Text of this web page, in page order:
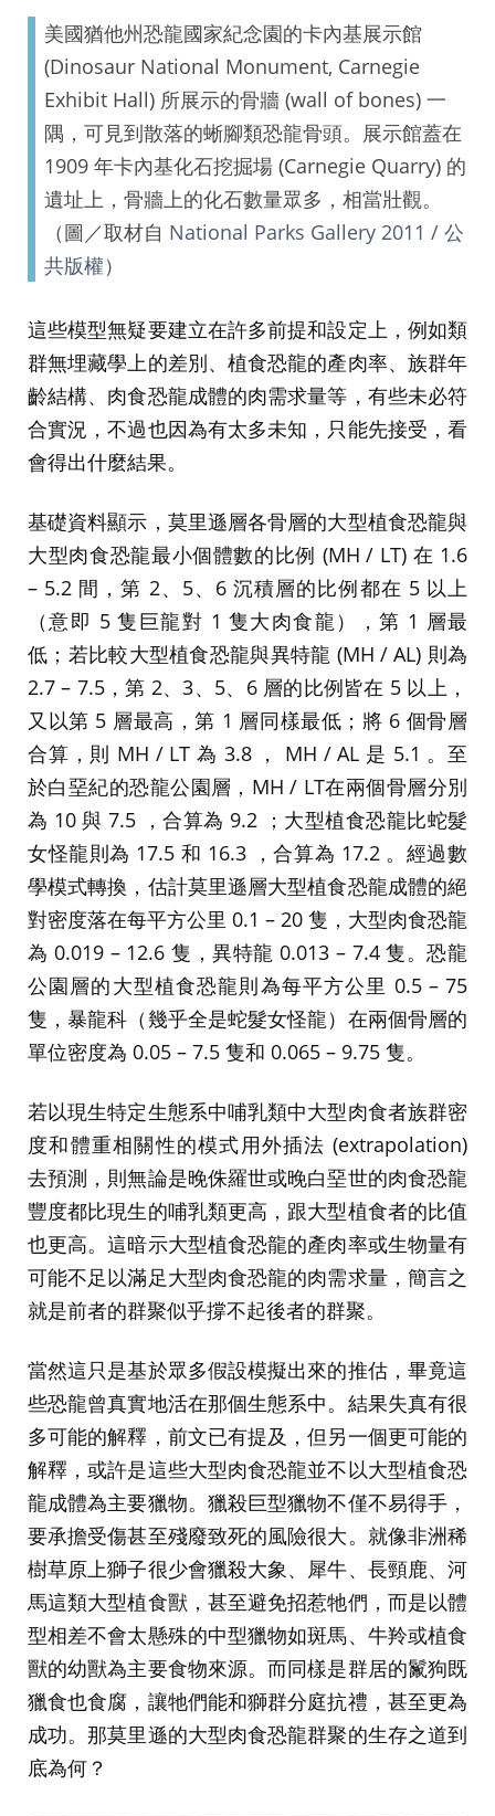
美國猶他州恐龍國家紀念園的卡內基展示館
(Dinosaur National Monument, Carnegie
Exhibit Hall) 所展示的骨牆 (wall of bones) 一
隅，可見到散落的蜥腳類恐龍骨頭。展示館蓋在
1909 年卡內基化石挖掘場 (Carnegie Quarry) 的
遺址上，骨牆上的化石數量眾多，相當壯觀。
（圖／取材自 National Parks Gallery 2011 / 公
共版權）
這些模型無疑要建立在許多前提和設定上，例如類
群無埋藏學上的差別、植食恐龍的產肉率、族群年
齡結構、肉食恐龍成體的肉需求量等，有些未必符
合實況，不過也因為有太多未知，只能先接受，看
會得出什麼結果。
基礎資料顯示，莫里遜層各骨層的大型植食恐龍與
大型肉食恐龍最小個體數的比例 (MH / LT) 在 1.6
– 5.2 間，第 2、5、6 沉積層的比例都在 5 以上
（意即 5 隻巨龍對 1 隻大肉食龍），第 1 層最
低；若比較大型植食恐龍與異特龍 (MH / AL) 則為
2.7 – 7.5，第 2、3、5、6 層的比例皆在 5 以上，
又以第 5 層最高，第 1 層同樣最低；將 6 個骨層
合算，則 MH / LT 為 3.8 ， MH / AL 是 5.1 。至
於白堊紀的恐龍公園層，MH / LT在兩個骨層分別
為 10 與 7.5 ，合算為 9.2 ；大型植食恐龍比蛇髮
女怪龍則為 17.5 和 16.3 ，合算為 17.2 。經過數
學模式轉換，估計莫里遜層大型植食恐龍成體的絕
對密度落在每平方公里 0.1 – 20 隻，大型肉食恐龍
為 0.019 – 12.6 隻，異特龍 0.013 – 7.4 隻。恐龍
公園層的大型植食恐龍則為每平方公里 0.5 – 75
隻，暴龍科（幾乎全是蛇髮女怪龍）在兩個骨層的
單位密度為 0.05 – 7.5 隻和 0.065 – 9.75 隻。
若以現生特定生態系中哺乳類中大型肉食者族群密
度和體重相關性的模式用外插法 (extrapolation)
去預測，則無論是晚侏羅世或晚白堊世的肉食恐龍
豐度都比現生的哺乳類更高，跟大型植食者的比值
也更高。這暗示大型植食恐龍的產肉率或生物量有
可能不足以滿足大型肉食恐龍的肉需求量，簡言之
就是前者的群聚似乎撐不起後者的群聚。
當然這只是基於眾多假設模擬出來的推估，畢竟這
些恐龍曾真實地活在那個生態系中。結果失真有很
多可能的解釋，前文已有提及，但另一個更可能的
解釋，或許是這些大型肉食恐龍並不以大型植食恐
龍成體為主要獵物。獵殺巨型獵物不僅不易得手，
要承擔受傷甚至殘廢致死的風險很大。就像非洲稀
樹草原上獅子很少會獵殺大象、犀牛、長頸鹿、河
馬這類大型植食獸，甚至避免招惹牠們，而是以體
型相差不會太懸殊的中型獵物如斑馬、牛羚或植食
獸的幼獸為主要食物來源。而同樣是群居的鬣狗既
獵食也食腐，讓牠們能和獅群分庭抗禮，甚至更為
成功。那莫里遜的大型肉食恐龍群聚的生存之道到
底為何？